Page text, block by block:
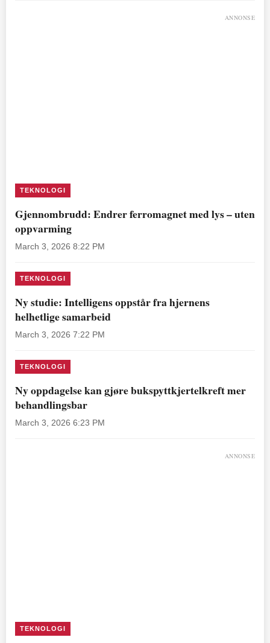
ANNONSE
TEKNOLOGI
Gjennombrudd: Endrer ferromagnet med lys – uten
oppvarming
March 3, 2026 8:22 PM
TEKNOLOGI
Ny studie: Intelligens oppstår fra hjernens
helhetlige samarbeid
March 3, 2026 7:22 PM
TEKNOLOGI
Ny oppdagelse kan gjøre bukspyttkjertelkreft mer
behandlingsbar
March 3, 2026 6:23 PM
ANNONSE
TEKNOLOGI